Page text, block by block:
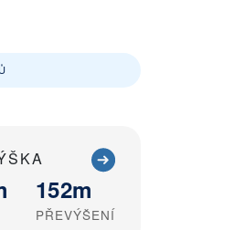
152m
PŘEVÝŠENÍ